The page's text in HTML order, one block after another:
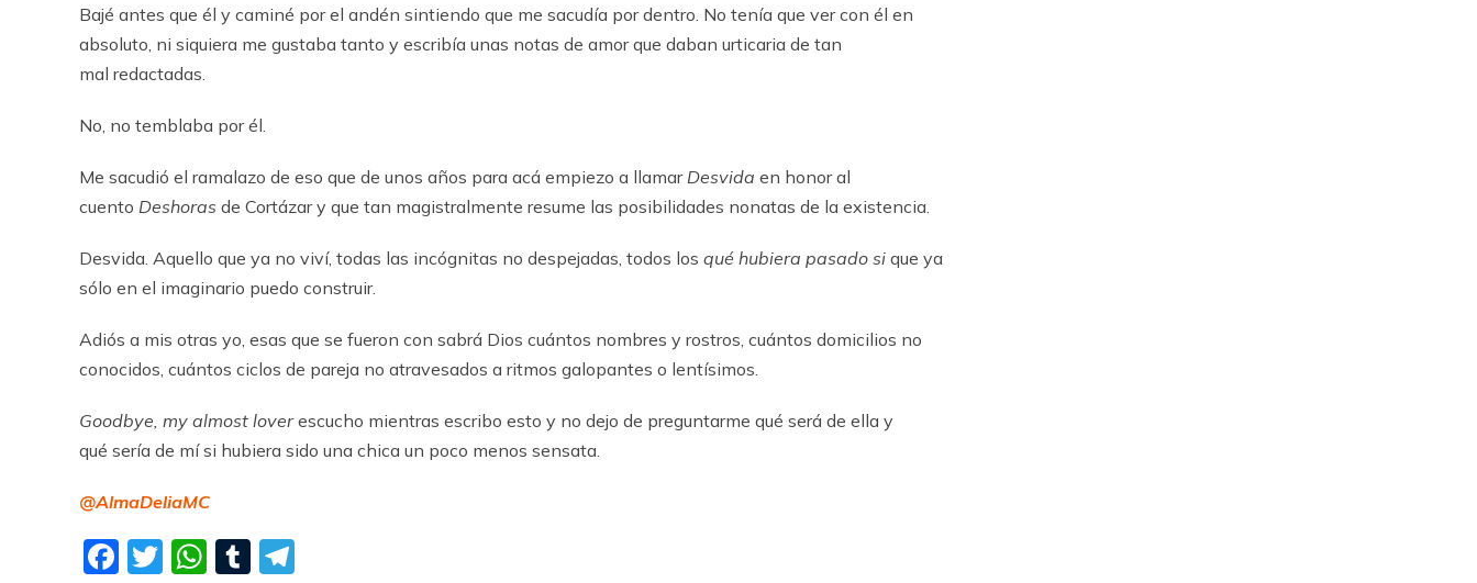
Bajé antes que él y caminé por el andén sintiendo que me sacudía por dentro. No tenía que ver con él en
absoluto, ni siquiera me gustaba tanto y escribía unas notas de amor que daban urticaria de tan
mal redactadas.
No, no temblaba por él.
Me sacudió el ramalazo de eso que de unos años para acá empiezo a llamarDesvida en honor al
cuento Deshoras de Cortázar y que tan magistralmente resume las posibilidades nonatas de la existencia.
Desvida. Aquello que ya no viví, todas las incógnitas no despejadas, todos los qué hubiera pasado si que ya
sólo en el imaginario puedo construir.
Adiós a mis otras yo, esas que se fueron con sabrá Dios cuántos nombres y rostros, cuántos domicilios no
conocidos, cuántos ciclos de pareja no atravesados a ritmos galopantes o lentísimos.
Goodbye, my almost lover escucho mientras escribo esto y no dejo de preguntarme qué será de ella y
qué sería de mí si hubiera sido una chica un poco menos sensata.
@AlmaDeliaMC
Facebook
Twitter
WhatsApp
Tumblr